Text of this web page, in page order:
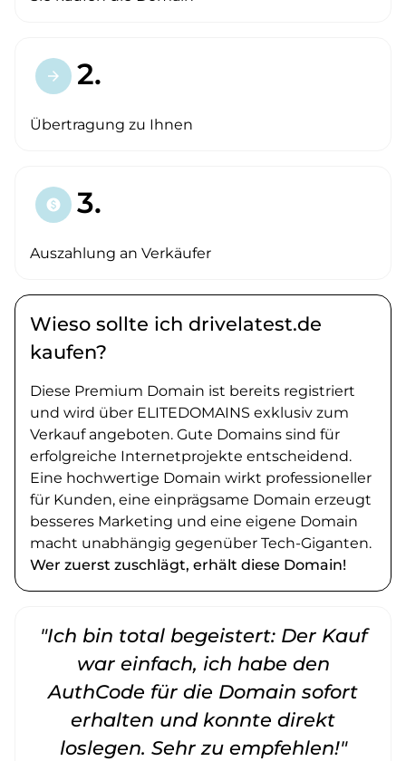
arrow_forward 2.
Übertragung zu Ihnen
paid 3.
Auszahlung an Verkäufer
Wieso sollte ich drivelatest.de
kaufen?
Diese Premium Domain ist bereits registriert
und wird über ELITEDOMAINS exklusiv zum
Verkauf angeboten. Gute Domains sind für
erfolgreiche Internetprojekte entscheidend.
Eine hochwertige Domain wirkt professioneller
für Kunden, eine einprägsame Domain erzeugt
besseres Marketing und eine eigene Domain
macht unabhängig gegenüber Tech-Giganten.
Wer zuerst zuschlägt, erhält diese Domain!
"Ich bin total begeistert: Der Kauf
war einfach, ich habe den
AuthCode für die Domain sofort
erhalten und konnte direkt
loslegen. Sehr zu empfehlen!"